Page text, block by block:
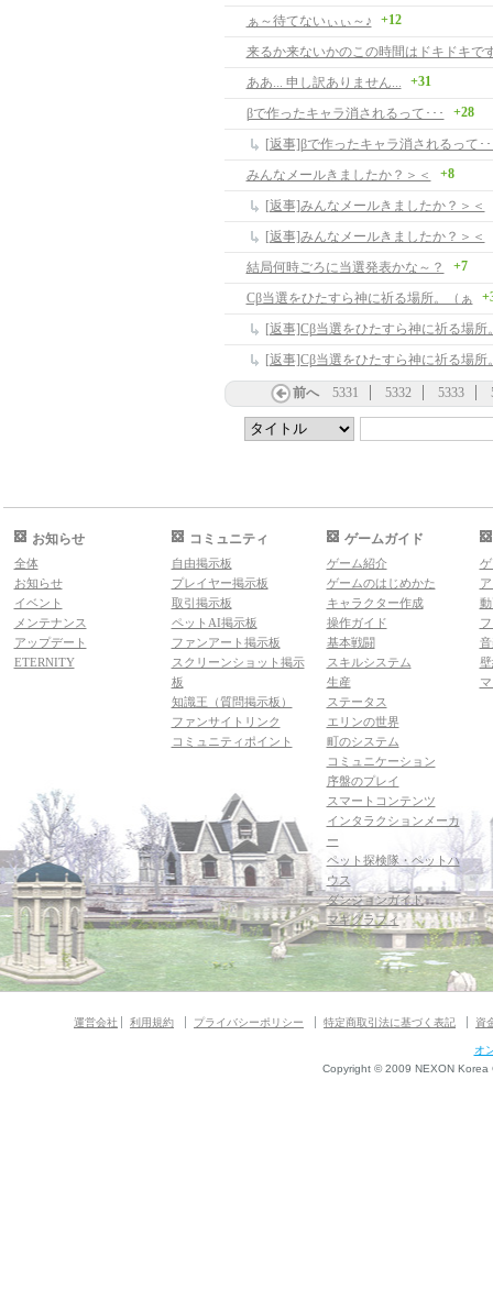
ぁ～待てないぃぃ～♪
+12
来るか来ないかのこの時間はドキドキで
ああ... 申し訳ありません...
+31
βで作ったキャラ消されるって･･･ +28
[返事]βで作ったキャラ消されるって･･
みんなメールきましたか？＞＜
+8
[返事]みんなメールきましたか？＞＜
[返事]みんなメールきましたか？＞＜
結局何時ごろに当選発表かな～？
+7
Cβ当選をひたすら神に祈る場所。（ぁ
[返事]Cβ当選をひたすら神に祈る場所
[返事]Cβ当選をひたすら神に祈る場所
前へ 5331 5332 5333
お知らせ
全体
お知らせ
イベント
メンテナンス
アップデート
ETERNITY
コミュニティ
自由掲示板
プレイヤー掲示板
取引掲示板
ペットAI掲示板
ファンアート掲示板
スクリーンショット掲示
板
知識王（質問掲示板）
ファンサイトリンク
コミュニティポイント
ゲームガイド
ゲーム紹介
ゲームのはじめかた
キャラクター作成
操作ガイド
基本戦闘
スキルシステム
生産
ステータス
エリンの世界
町のシステム
コミュニケーション
序盤のプレイ
スマートコンテンツ
インタラクションメーカ
ー
ペット探検隊・ペットハ
ウス
ダンジョンガイド
マギグラフィ
運営会社 利用規約 プライバシーポリシー 特定商取引法に基づく表記 資
オ
Copyright © 2009 NEXON Korea